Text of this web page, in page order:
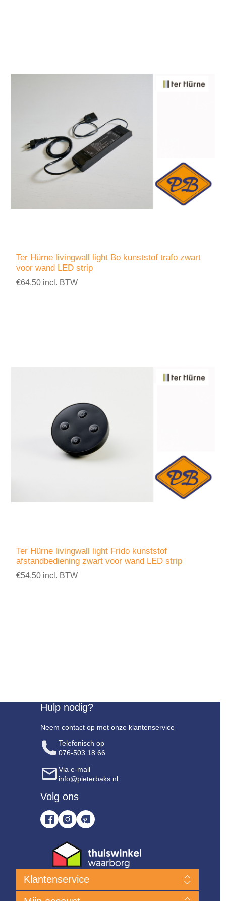
Ter Hürne livingwall light Bo kunststof trafo zwart
voor wand LED strip
€64,50 incl. BTW
Ter Hürne livingwall light Frido kunststof
afstandbediening zwart voor wand LED strip
€54,50 incl. BTW
Hulp nodig?
Neem contact op met onze klantenservice
Telefonisch op
076-503 18 66
Via e-mail
info@pieterbaks.nl
Volg ons
Klantenservice
Nieuwe producten